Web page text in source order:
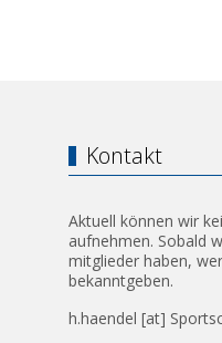
Kontakt
Aktuell können wir
aufnehmen. Sobald
mitglieder haben,
bekanntgeben.
h.haendel [at]